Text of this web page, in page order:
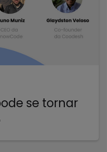
se tornar